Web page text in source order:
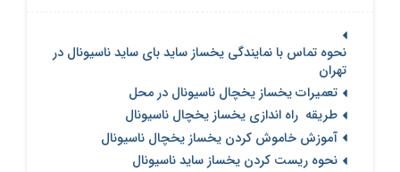
نحوه تماس با نمایندگی یخساز ساید بای ساید ناسیونال در
تهران
تعمیرات یخساز یخچال ناسیونال در محل
طریقه راه اندازی یخساز یخچال ناسیونال
آموزش خاموش کردن یخساز یخچال ناسیونال
نحوه ریست کردن یخساز ساید ناسیونال